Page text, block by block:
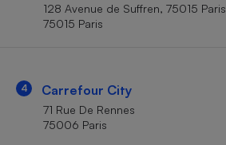
128 Avenue de Suffren, 75015 Paris
75015 Paris
4 Carrefour City
71 Rue De Rennes
75006 Paris